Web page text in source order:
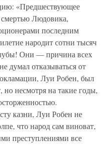
«Предшествующее
смертью Людовика,
последним
народит сотни тысяч
Они — причина всех
думал отказываться от
Луи Робен, был
но несмотря на такие годы,
казни, Луи Робен не
что народ сам виноват,
преступлениями все